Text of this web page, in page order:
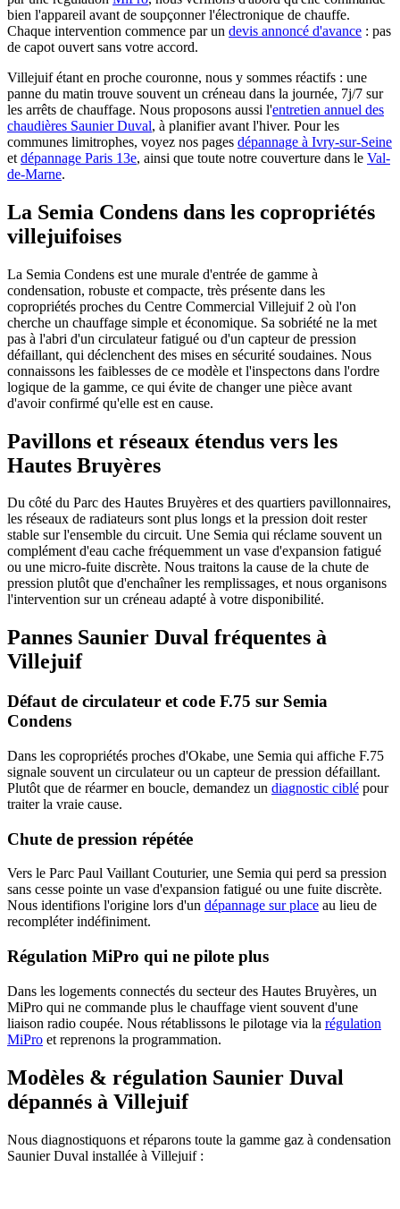
bien l'appareil avant de soupçonner l'électronique de chauffe.
Chaque intervention commence par un devis annoncé d'avance : pas
de capot ouvert sans votre accord.
Villejuif étant en proche couronne, nous y sommes réactifs : une
panne du matin trouve souvent un créneau dans la journée, 7j/7 sur
les arrêts de chauffage. Nous proposons aussi l'entretien annuel des
chaudières Saunier Duval, à planifier avant l'hiver. Pour les
communes limitrophes, voyez nos pages dépannage à Ivry-sur-Seine
et dépannage Paris 13e, ainsi que toute notre couverture dans le Val-
de-Marne.
La Semia Condens dans les copropriétés
villejuifoises
La Semia Condens est une murale d'entrée de gamme à
condensation, robuste et compacte, très présente dans les
copropriétés proches du Centre Commercial Villejuif 2 où l'on
cherche un chauffage simple et économique. Sa sobriété ne la met
pas à l'abri d'un circulateur fatigué ou d'un capteur de pression
défaillant, qui déclenchent des mises en sécurité soudaines. Nous
connaissons les faiblesses de ce modèle et l'inspectons dans l'ordre
logique de la gamme, ce qui évite de changer une pièce avant
d'avoir confirmé qu'elle est en cause.
Pavillons et réseaux étendus vers les
Hautes Bruyères
Du côté du Parc des Hautes Bruyères et des quartiers pavillonnaires,
les réseaux de radiateurs sont plus longs et la pression doit rester
stable sur l'ensemble du circuit. Une Semia qui réclame souvent un
complément d'eau cache fréquemment un vase d'expansion fatigué
ou une micro-fuite discrète. Nous traitons la cause de la chute de
pression plutôt que d'enchaîner les remplissages, et nous organisons
l'intervention sur un créneau adapté à votre disponibilité.
Pannes Saunier Duval fréquentes à
Villejuif
Défaut de circulateur et code F.75 sur Semia
Condens
Dans les copropriétés proches d'Okabe, une Semia qui affiche F.75
signale souvent un circulateur ou un capteur de pression défaillant.
Plutôt que de réarmer en boucle, demandez un diagnostic ciblé pour
traiter la vraie cause.
Chute de pression répétée
Vers le Parc Paul Vaillant Couturier, une Semia qui perd sa pression
sans cesse pointe un vase d'expansion fatigué ou une fuite discrète.
Nous identifions l'origine lors d'un dépannage sur place au lieu de
recompléter indéfiniment.
Régulation MiPro qui ne pilote plus
Dans les logements connectés du secteur des Hautes Bruyères, un
MiPro qui ne commande plus le chauffage vient souvent d'une
liaison radio coupée. Nous rétablissons le pilotage via la régulation
MiPro et reprenons la programmation.
Modèles & régulation Saunier Duval
dépannés à Villejuif
Nous diagnostiquons et réparons toute la gamme gaz à condensation
Saunier Duval installée à Villejuif :